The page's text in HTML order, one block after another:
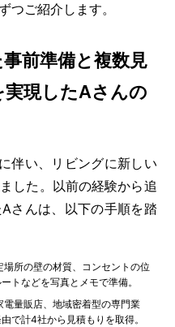
つご紹介します。
前準備と複数見
現したAさんの
伴い、リビングに新しい
した。以前の経験から追
さんは、以下の手順を踏
場所の壁の材質、コンセントの位
トなどを写真とメモで準備。
電量販店、地域密着型の専門業
で計4社から見積もりを取得。